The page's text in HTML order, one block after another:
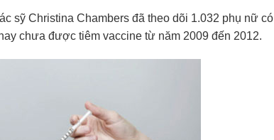
sỹ Christina Chambers đã theo dõi 1.032 phụ nữ có
chưa được tiêm vaccine từ năm 2009 đến 2012.